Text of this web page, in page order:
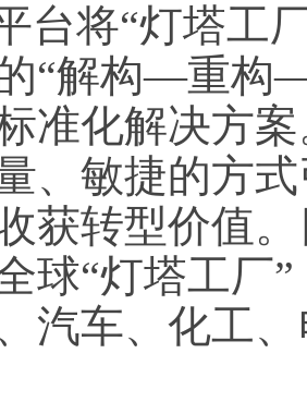
台将“灯塔工
“解构—重构
准化解决方
、敏捷的方
获转型价值
球“灯塔工厂
汽车、化工